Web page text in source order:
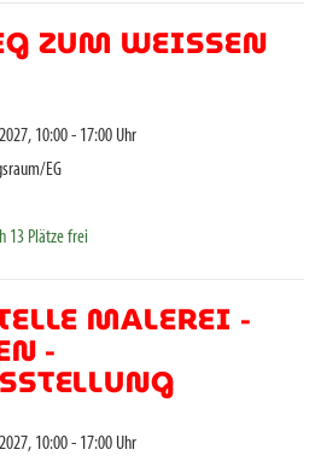
ZUM WEISSEN B
10:00 - 17:00 Uhr
EG
13 Plätze frei
MALEREI -
-
10:00 - 17:00 Uhr